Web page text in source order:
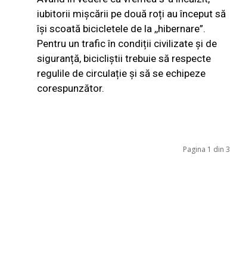
iubitorii mișcării pe două roți au început să
își scoată bicicletele de la ,,hibernare”.
Pentru un trafic în condiții civilizate și de
siguranță, bicicliștii trebuie să respecte
regulile de circulație și să se echipeze
corespunzător.
Pagina 1 din 3